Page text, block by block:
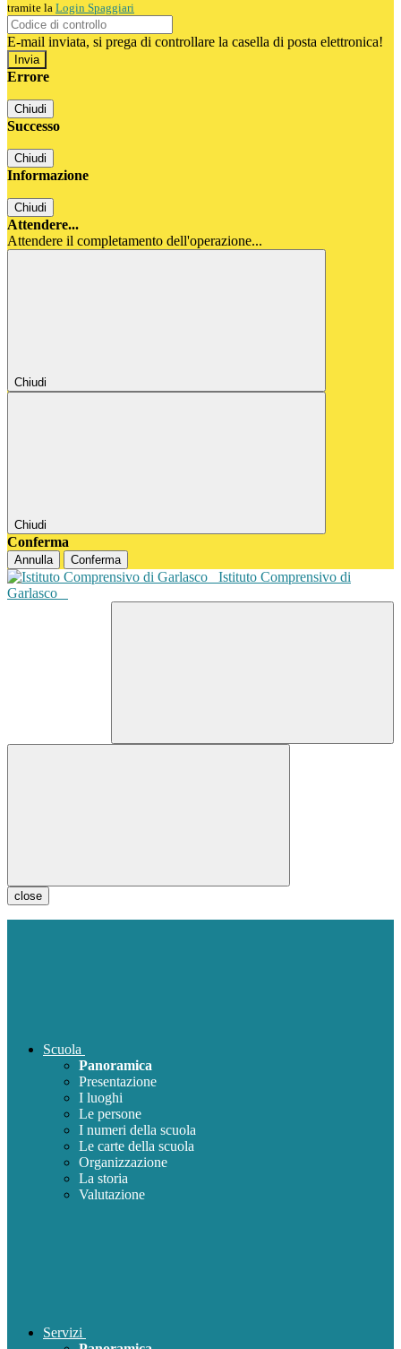
tramite la Login Spaggiari
E-mail inviata, si prega di controllare la casella di posta elettronica!
Errore
Chiudi
Successo
Chiudi
Informazione
Chiudi
Attendere...
Attendere il completamento dell'operazione...
Chiudi
Chiudi
Conferma
Annulla Conferma
Istituto Comprensivo di
Garlasco
close
Scuola
Panoramica
Presentazione
I luoghi
Le persone
I numeri della scuola
Le carte della scuola
Organizzazione
La storia
Valutazione
Servizi